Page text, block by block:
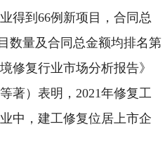
得到66例新项目，合同总
数量及合同总金额均排名第
修复行业市场分析报告》
著）表明，2021年修复工
中，建工修复位居上市企